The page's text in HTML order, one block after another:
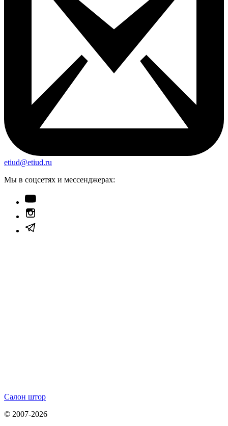
etiud@etiud.ru
Мы в соцсетях и мессенджерах:
Салон штор
© 2007-2026